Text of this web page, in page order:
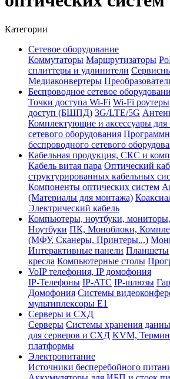
Категории
Сетевое оборудование
Коммутаторы Маршрутизаторы
сплиттеры и удлинители
Медиаконвертеры
Беспроводное сетевое
Точки доступа Wi-Fi Wi-Fi роутеры
доступ (БШПД) 3G/LTE/5G
Комплектующие и аксессуары для
сетевого оборудования
беспроводного сетевого
Кабельная продукция, СКС и
Кабель витая пара Оптический
структурированных кабельных
Компоненты оптических систем
(Материалы для монтажа)
Электрический кабель
Компьютеры, ноутбуки, мониторы,
Ноутбуки ПК, Моноблоки,
(МФУ, Сканеры, Принтеры...)
Интерактивные панели Планшеты
кресла Компьютерные столы
VoIP телефония, IP домофония
IP-Телефоны IP-ATC IP-шлюзы
Домофония Системы
мультиплексоры Е1
Серверы и СХД
Серверы Системы хранения
для серверов и СХД KVM,
платформы
Электропитание
Источники бесперебойного